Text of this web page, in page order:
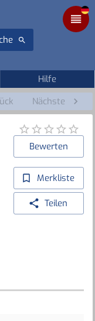
Hilfe
Nächste
Bewerten
Merkliste
Teilen